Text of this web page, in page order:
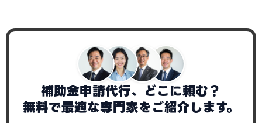
補助金申請代行、どこに頼む？
無料で最適な専門家をご紹介します。